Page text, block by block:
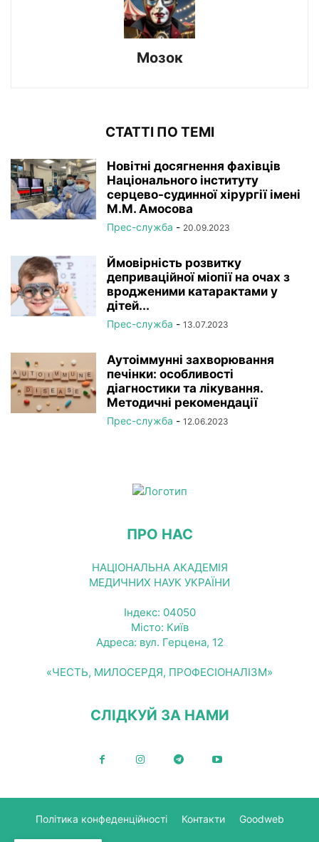
Мозок
СТАТТІ ПО ТЕМІ
Новітні досягнення фахівців
Національного інституту
серцево-судинної хірургії імeні
М.М. Амосова
Прес-служба - 20.09.2023
Ймовірність розвитку
деприваційної міопії на очах з
вродженими катарактами у
дітей...
Прес-служба - 13.07.2023
Аутоіммунні захворювання
печінки: особливості
діагностики та лікування.
Методичні рекомендації
Прес-служба - 12.06.2023
ПРО НАС
НАЦІОНАЛЬНА АКАДЕМІЯ
МЕДИЧНИХ НАУК УКРАЇНИ
Індекс: 04050
Місто: Київ
Адреса: вул. Герцена, 12
«ЧЕСТЬ, МИЛОСЕРДЯ, ПРОФЕСІОНАЛІЗМ»
СЛІДКУЙ ЗА НАМИ
Політика конфеденційності Контакти Goodweb